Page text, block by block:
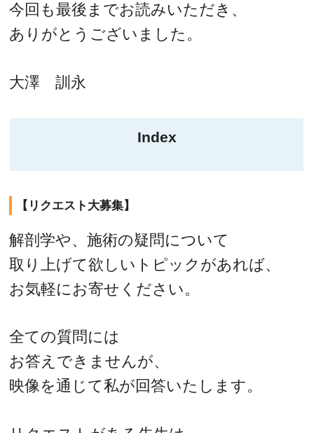
今回も最後までお読みいただき、
ありがとうございました。
大澤 訓永
Index
【リクエスト大募集】
解剖学や、施術の疑問について
取り上げて欲しいトピックがあれば、
お気軽にお寄せください。
全ての質問には
お答えできませんが、
映像を通じて私が回答いたします。